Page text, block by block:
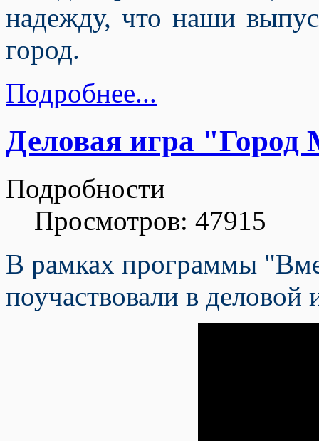
надежду, что наши
город.
Подробнее...
Деловая игра
Подробности
Просмотров: 47915
В рамках программы
поучаствовали в